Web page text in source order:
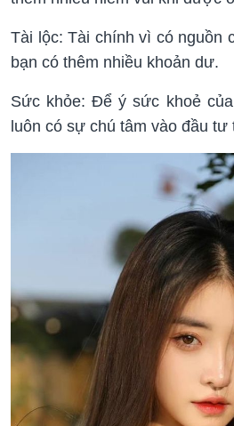
Tài lộc: Tài chính vì có nguồn
bạn có thêm nhiều khoản dư.
Sức khỏe: Để ý sức khoẻ
luôn có sự chú tâm vào đầu